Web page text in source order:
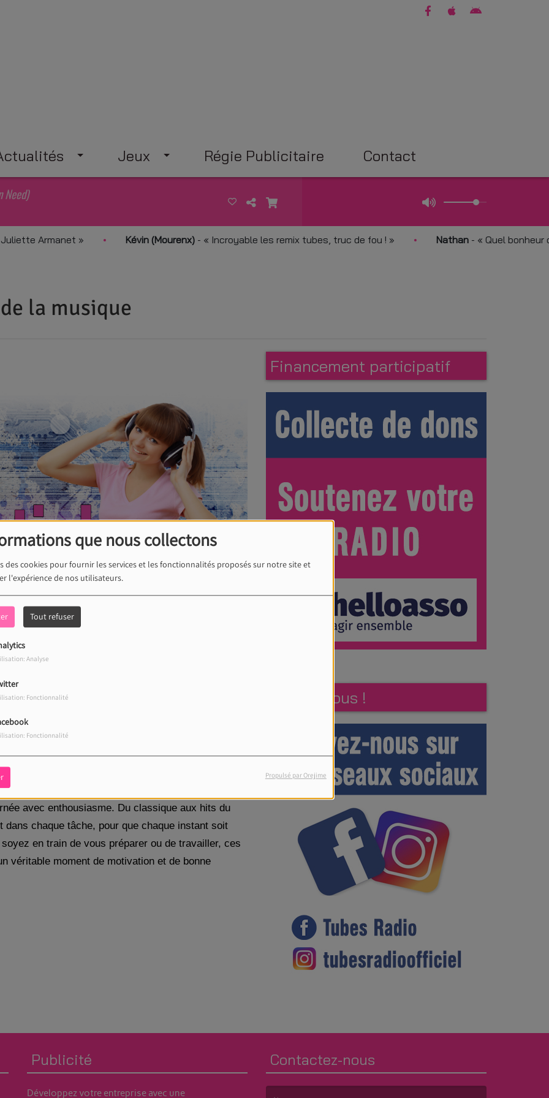
que nous collectons
des cookies pour fournir les services et les fonctionnalités proposés sur notre site et
l'expérience de nos utilisateurs.
Tout refuser
Analyse
Fonctionnalité
Fonctionnalité
Propulsé par Orejime
Jeux Régie Publicitaire Contact
Need)
Armanet Kévin (Mourenx)- Incroyable les remix tubes, truc de fou ! Nathan- Quel bonheur de
la musique
vos premières heures de la journée avec une
parfait pour démarrer la matinée du bon
la route.
et dynamisme, pour vous donner le
avec enthousiasme. Du classique aux hits du
chaque tâche, pour que chaque instant soit
en train de vous préparer ou de travailler, ces
véritable moment de motivation et de bonne
Financement participatif
Suivez-nous !
Publicité
Développez votre entreprise avec une
Contactez-nous